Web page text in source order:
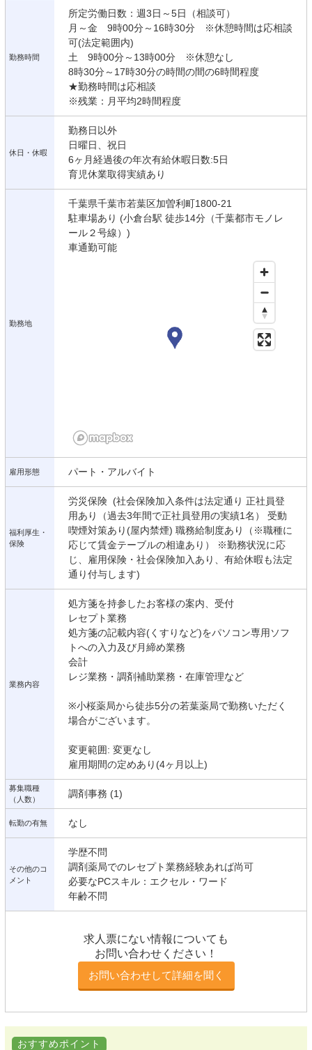
勤務時間
所定労働日数：週3日～5日（相談可）
月～金 9時00分～16時30分 ※休憩時間は応相談
可(法定範囲内)
土 9時00分～13時00分 ※休憩なし
8時30分～17時30分の時間の間の6時間程度
★勤務時間は応相談
※残業：月平均2時間程度
休日・休暇
勤務日以外
日曜日、祝日
6ヶ月経過後の年次有給休暇日数:5日
育児休業取得実績あり
勤務地
千葉県千葉市若葉区加曽利町1800-21
駐車場あり (小倉台駅 徒歩14分（千葉都市モノレ
ール２号線）)
車通勤可能
雇用形態 パート・アルバイト
福利厚生・
保険
労災保険 (社会保険加入条件は法定通り 正社員登
用あり（過去3年間で正社員登用の実績1名） 受動
喫煙対策あり(屋内禁煙) 職務給制度あり（※職種に
応じて賃金テーブルの相違あり） ※勤務状況に応
じ、雇用保険・社会保険加入あり、有給休暇も法定
通り付与します)
業務内容
処方箋を持参したお客様の案内、受付
レセプト業務
処方箋の記載内容(くすりなど)をパソコン専用ソフ
トへの入力及び月締め業務
会計
レジ業務・調剤補助業務・在庫管理など
※小桜薬局から徒歩5分の若葉薬局で勤務いただく
場合がございます。
変更範囲: 変更なし
雇用期間の定めあり(4ヶ月以上)
募集職種
（人数）
調剤事務 (1)
転勤の有無 なし
その他のコ
メント
学歴不問
調剤薬局でのレセプト業務経験あれば尚可
必要なPCスキル：エクセル・ワード
年齢不問
求人票にない情報についても
お問い合わせください！
お問い合わせして詳細を聞く
おすすめポイント